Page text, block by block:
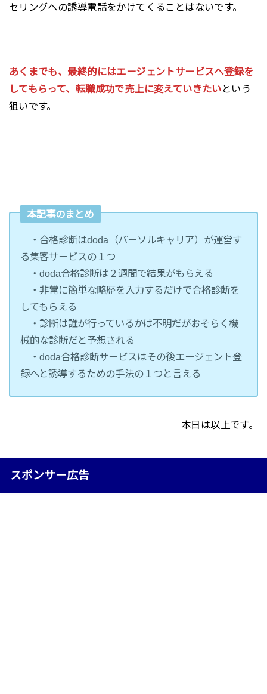
セリングへの誘導電話をかけてくることはないです。
あくまでも、最終的にはエージェントサービスへ登録を
してもらって、転職成功で売上に変えていきたい という
狙いです。
本記事のまとめ
・合格診断はdoda（パーソルキャリア）が運営す
る集客サービスの１つ
・doda合格診断は２週間で結果がもらえる
・非常に簡単な略歴を入力するだけで合格診断を
してもらえる
・診断は誰が行っているかは不明だがおそらく機
械的な診断だと予想される
・doda合格診断サービスはその後エージェント登
録へと誘導するための手法の１つと言える
本日は以上です。
スポンサー広告